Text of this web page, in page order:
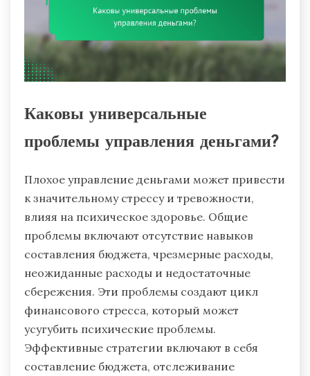
Каковы универсальные
проблемы управления деньгами?
Плохое управление деньгами может привести
к значительному стрессу и тревожности,
влияя на психическое здоровье. Общие
проблемы включают отсутствие навыков
составления бюджета, чрезмерные расходы,
неожиданные расходы и недостаточные
сбережения. Эти проблемы создают цикл
финансового стресса, который может
усугубить психические проблемы.
Эффективные стратегии включают в себя
составление бюджета, отслеживание